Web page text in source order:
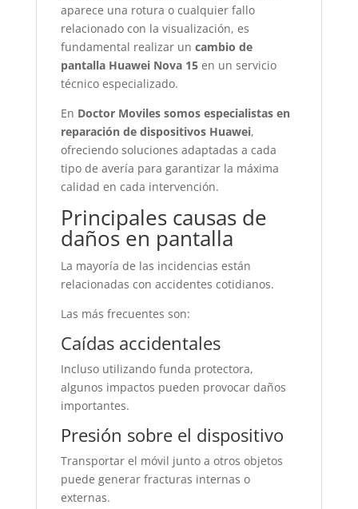
aparece una rotura o cualquier fallo
relacionado con la visualización, es
fundamental realizar un cambio de
pantalla Huawei Nova 15en un servicio
técnico especializado.
En Doctor Moviles somos especialistas en
reparación de dispositivos Huawei,
ofreciendo soluciones adaptadas a cada
tipo de avería para garantizar la máxima
calidad en cada intervención.
Principales causas de
daños en pantalla
La mayoría de las incidencias están
relacionadas con accidentes cotidianos.
Las más frecuentes son:
Caídas accidentales
Incluso utilizando funda protectora,
algunos impactos pueden provocar daños
importantes.
Presión sobre el dispositivo
Transportar el móvil junto a otros objetos
puede generar fracturas internas o
externas.